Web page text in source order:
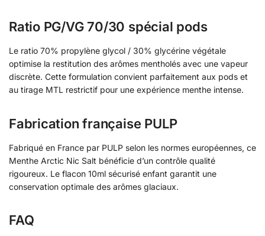
Ratio PG/VG 70/30 spécial pods
Le ratio 70% propylène glycol / 30% glycérine végétale
optimise la restitution des arômes mentholés avec une vapeur
discrète. Cette formulation convient parfaitement aux pods et
au tirage MTL restrictif pour une expérience menthe intense.
Fabrication française PULP
Fabriqué en France par PULP selon les normes européennes, ce
Menthe Arctic Nic Salt bénéficie d’un contrôle qualité
rigoureux. Le flacon 10ml sécurisé enfant garantit une
conservation optimale des arômes glaciaux.
FAQ